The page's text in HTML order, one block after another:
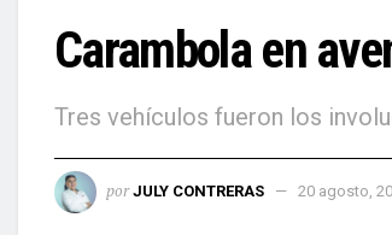
Carambola en
Tres vehículos fueron los
por JULY CONTRERAS 20 agosto,